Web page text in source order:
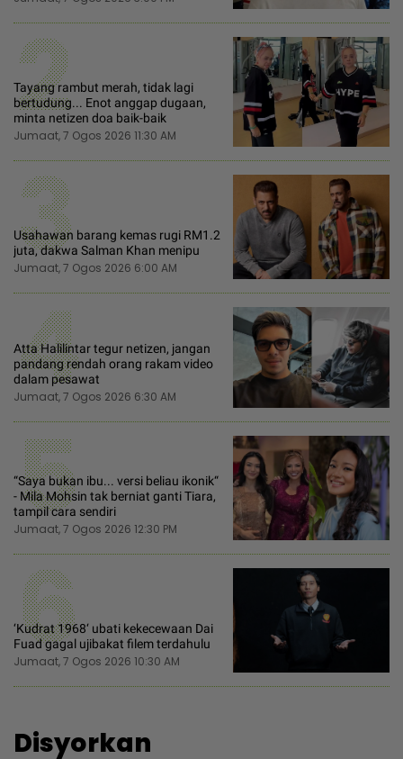
2
Tayang rambut merah, tidak lagi
bertudung... Enot anggap dugaan,
minta netizen doa baik-baik
Jumaat, 7 Ogos 2026 11:30 AM
3
Usahawan barang kemas rugi RM1.2
juta, dakwa Salman Khan menipu
Jumaat, 7 Ogos 2026 6:00 AM
4
Atta Halilintar tegur netizen, jangan
pandang rendah orang rakam video
dalam pesawat
Jumaat, 7 Ogos 2026 6:30 AM
5
“Saya bukan ibu... versi beliau ikonik“
- Mila Mohsin tak berniat ganti Tiara,
tampil cara sendiri
Jumaat, 7 Ogos 2026 12:30 PM
6
‘Kudrat 1968‘ ubati kekecewaan Dai
Fuad gagal ujibakat filem terdahulu
Jumaat, 7 Ogos 2026 10:30 AM
Disyorkan